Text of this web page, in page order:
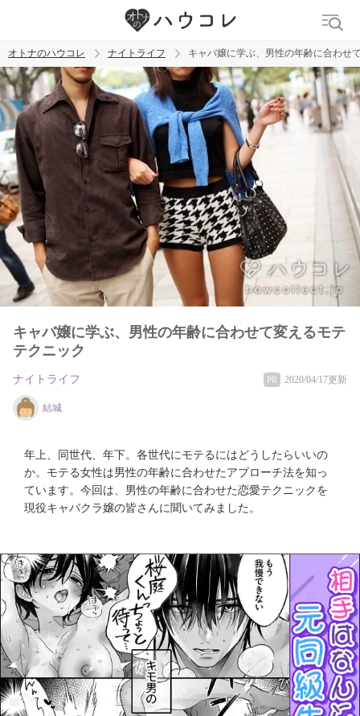
トレンド ワード
ラブグッズ 吸うやつ
オトナのハウコレ ナイトライフ キャバ嬢に学ぶ、男性の年齢に合わせ
キャバ嬢に学ぶ、男性の年齢に合わせて変えるモテ
テクニック
ナイトライフ PR 2020/04/17更新
結城
年上、同世代、年下。各世代にモテるにはどうしたらいいの
か。モテる女性は男性の年齢に合わせたアプローチ法を知っ
ています。今回は、男性の年齢に合わせた恋愛テクニックを
現役キャバクラ嬢の皆さんに聞いてみました。